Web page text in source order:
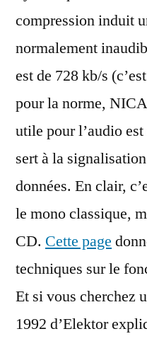
compression induit
normalement
est de 728 kb/s
pour la norme,
utile pour l’audio
sert à la
données. En clair,
le mono classique,
CD. Cette page
techniques sur le
Et si vous cherchez
1992 d’Elektor